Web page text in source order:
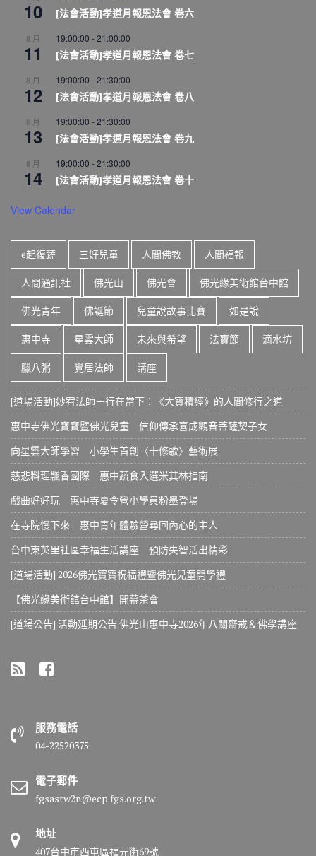
10 [法會活動]孝道月報恩法會 卷六
8 月
11
19:00:00 -21:00:00
[法會活動]孝道月報恩法會 卷七
8 月
12
19:00:00 -21:30:00
[法會活動]孝道月報恩法會 卷八
8 月
13
19:00:00 -21:30:00
[法會活動]孝道月報恩法會 卷九
8 月
14
19:00:00 -21:30:00
[法會活動]孝道月報恩法會 卷十
View Calendar
e起復蔬 三好兒童 人間佛教 人間福報
人間通訊社 佛光山 佛光會 佛光緣美術館台中館
佛光青年 佛誕節 兒童說故事比賽 如是說
惠中寺 星雲大師 未來與希望 法寶節 滴水坊
臘八粥 覺居法師 講座
[道場活動]妙宥法師－行在當下：《大寶積經》的人間修行之道
惠中寺佛光寶寶暨佛光兒童 信仰傳承喜成觀音菩薩契子女
向星雲大師學習 小學生首創〈十修歌〉藝術展
慈悲料理飄香國際 惠中蔬食入選米其林指南
戲曲好好玩 惠中寺夏令營小學員粉墨登場
在寺院慢下來 惠中青年體驗營尋回內心的主人
台中東英里社區幸福生活講座 預防失智活出精彩
[道場活動] 2026佛光寶寶祝福禮暨佛光兒童開學禮
【佛光緣美術館台中館】開幕茶會
[道場公告] 活動延期公告 佛光山惠中寺2026年八關齋戒＆佛學講座
服務電話
04-22520375
電子郵件
fgsastw2n@ecp.fgs.org.tw
地址
407台中市西屯區福元街69號